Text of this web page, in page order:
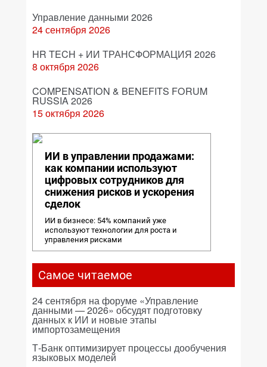
Управление данными 2026
24 сентября 2026
HR TECH + ИИ ТРАНСФОРМАЦИЯ 2026
8 октября 2026
COMPENSATION & BENEFITS FORUM
RUSSIA 2026
15 октября 2026
ИИ в управлении продажами:
как компании используют
цифровых сотрудников для
снижения рисков и ускорения
сделок
ИИ в бизнесе: 54% компаний уже
используют технологии для роста и
управления рисками
Самое читаемое
24 сентября на форуме «Управление
данными — 2026» обсудят подготовку
данных к ИИ и новые этапы
импортозамещения
Т-Банк оптимизирует процессы дообучения
языковых моделей